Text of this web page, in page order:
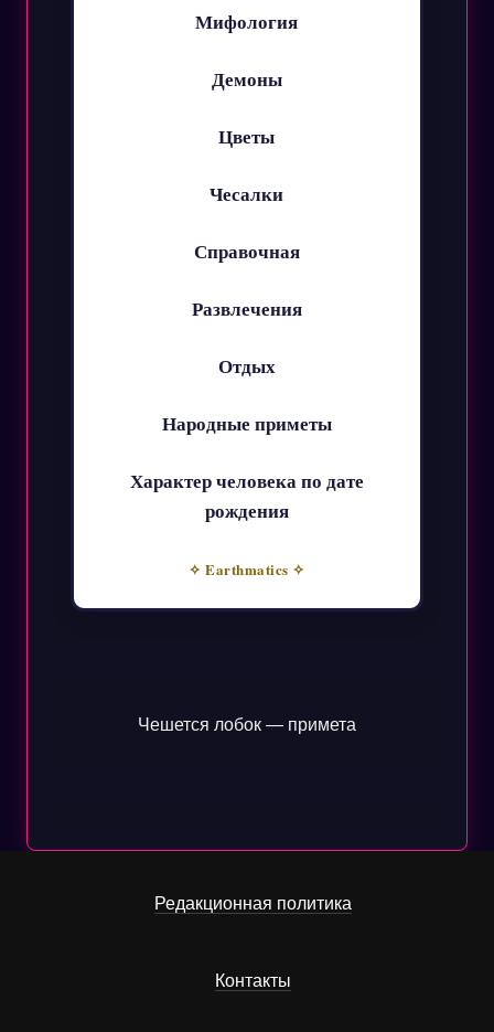
Мифология
Демоны
Цветы
Чесалки
Справочная
Развлечения
Отдых
Народные приметы
Характер человека по дате
рождения
✧ Earthmatics ✧
Чешется лобок — примета
Редакционная политика
Контакты